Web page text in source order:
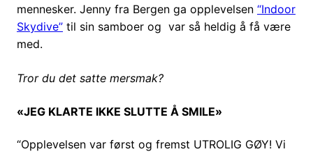
mennesker. Jenny fra Bergen ga opplevelsen “Indoor
Skydive” til sin samboer og var så heldig å få være
med.
Tror du det satte mersmak?
«JEG KLARTE IKKE SLUTTE Å SMILE»
“Opplevelsen var først og fremst UTROLIG GØY! Vi